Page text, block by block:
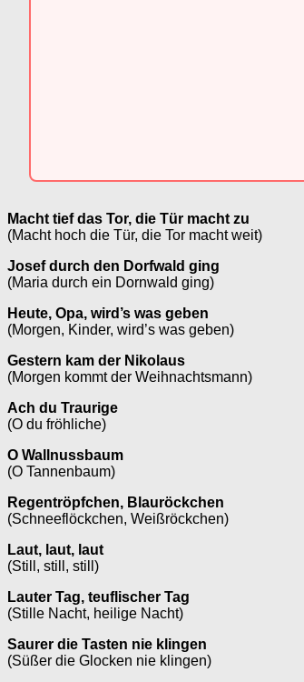
Macht tief das Tor, die Tür macht zu
(Macht hoch die Tür, die Tor macht weit)
Josef durch den Dorfwald ging
(Maria durch ein Dornwald ging)
Heute, Opa, wird’s was geben
(Morgen, Kinder, wird’s was geben)
Gestern kam der Nikolaus
(Morgen kommt der Weihnachtsmann)
Ach du Traurige
(O du fröhliche)
O Wallnussbaum
(O Tannenbaum)
Regentröpfchen, Blauröckchen
(Schneeflöckchen, Weißröckchen)
Laut, laut, laut
(Still, still, still)
Lauter Tag, teuflischer Tag
(Stille Nacht, heilige Nacht)
Saurer die Tasten nie klingen
(Süßer die Glocken nie klingen)